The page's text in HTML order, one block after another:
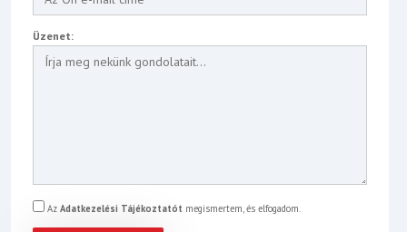
Üzenet:
Az Adatkezelési Tájékoztatót megismertem, és elfogadom.